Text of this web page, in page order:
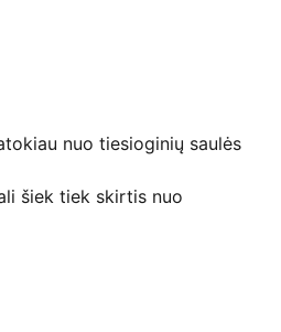
nuo tiesioginių saulės
šiek tiek skirtis nuo